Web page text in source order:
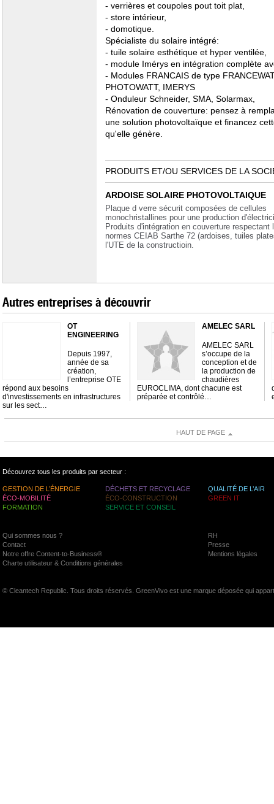
- verrières et coupoles pout toit plat,
- store intérieur,
- domotique.
Spécialiste du solaire intégré:
- tuile solaire esthétique et hyper ventilée,
- module Imérys en intégration complète
- Modules FRANCAIS de type
PHOTOWATT, IMERYS
- Onduleur Schneider, SMA, Solarmax,
Rénovation de couverture: pensez à
une solution photovoltaïque et financez
qu'elle génère.
PRODUITS ET/OU SERVICES DE LA
ARDOISE SOLAIRE PHOTOVOLTAIQUE
Plaque d verre sécurit composées de cellules
monochristallines pour une production
Produits d'intégration en couverture respectant
normes CEIAB Sarthe 72 (ardoises, tuiles
l'UTE de la constructioin.
Autres entreprises à découvrir
OT
ENGINEERING
Depuis 1997,
année de sa
création,
l’entreprise OTE
répond aux besoins
d'investissements en infrastructures
sur les sect…
AMELEC SARL
AMELEC SARL
s’occupe de la
conception et de
la production de
chaudières
EUROCLIMA, dont chacune est
préparée et contrôlé…
HAUT DE PAGE
Découvrez tous les produits par secteur :
GESTION DE L’ÉNERGIE DÉCHETS ET RECYCLAGE
QUALITÉ DE L’AIR
ÉCO-MOBILITÉ
ÉCO-CONSTRUCTION
GREEN IT
FORMATION
SERVICE ET CONSEIL
Qui sommes nous ?
RH
Contact
Presse
Notre offre Content-to-Business®
Mentions légales
Charte utilisateur & Conditions générales
© Cleantech Republic. Tous droits réservés. GreenVivo est une marque déposée qui